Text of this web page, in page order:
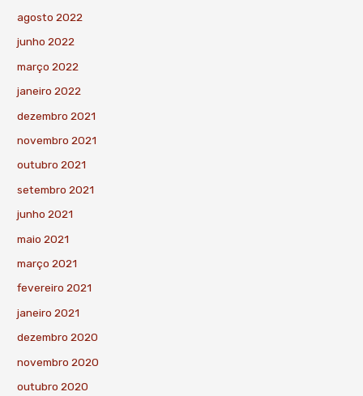
agosto 2022
junho 2022
março 2022
janeiro 2022
dezembro 2021
novembro 2021
outubro 2021
setembro 2021
junho 2021
maio 2021
março 2021
fevereiro 2021
janeiro 2021
dezembro 2020
novembro 2020
outubro 2020